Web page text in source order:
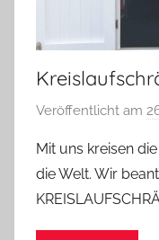
Veröffentlicht am
Mit uns kreisen
die Welt. Wir